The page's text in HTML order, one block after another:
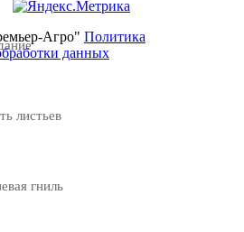
листьев
гниль
Агро" Политика
данных